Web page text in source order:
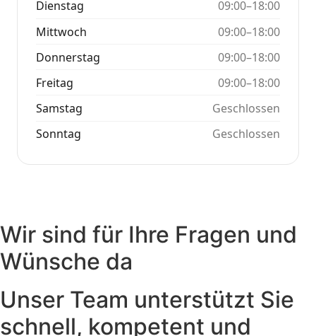
Dienstag
09:00–18:00
Mittwoch
09:00–18:00
Donnerstag
09:00–18:00
Freitag
09:00–18:00
Samstag
Geschlossen
Sonntag
Geschlossen
Wir sind für Ihre Fragen und
Wünsche da
Unser Team unterstützt Sie
schnell, kompetent und